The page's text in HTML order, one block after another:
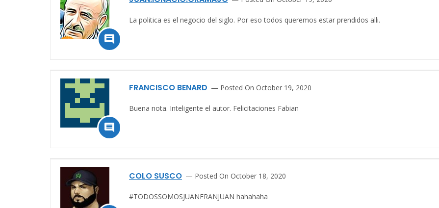

La politica es el negocio del siglo. Por eso todos queremos estar prendidos alli.

FRANCISCO BENARD Posted On October 19, 2020
Buena nota. Inteligente el autor. Felicitaciones Fabian
COLO SUSCO Posted On October 18, 2020
#TODOSSOMOSJUANFRANJUAN hahahaha